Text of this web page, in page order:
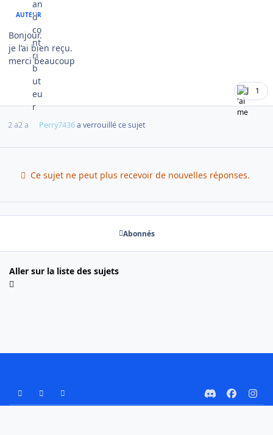
AUTEUR
Bonjour.
je l’ai bien reçu.
merci beaucoup
1
2 a2 a Perry7436a verrouillé ce sujet
Ce sujet ne peut plus recevoir de nouvelles réponses.
Abonnés
Aller sur la liste des sujets
Mode ClairMode SombrePréférence Système
d
i
a
n